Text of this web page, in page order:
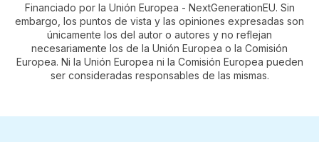
Financiado por la Unión Europea - NextGenerationEU. Sin
embargo, los puntos de vista y las opiniones expresadas son
únicamente los del autor o autores y no reflejan
necesariamente los de la Unión Europea o la Comisión
Europea. Ni la Unión Europea ni la Comisión Europea pueden
ser consideradas responsables de las mismas.